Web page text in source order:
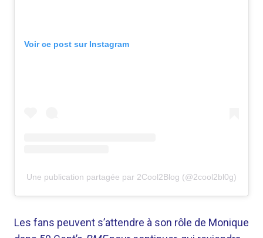
Voir ce post sur Instagram
Une publication partagée par 2Cool2Blog (@2cool2bl0g)
Les fans peuvent s’attendre à son rôle de Monique